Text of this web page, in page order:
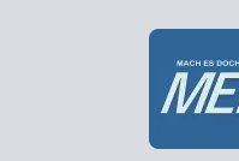
Zum Hauptinhalt springen